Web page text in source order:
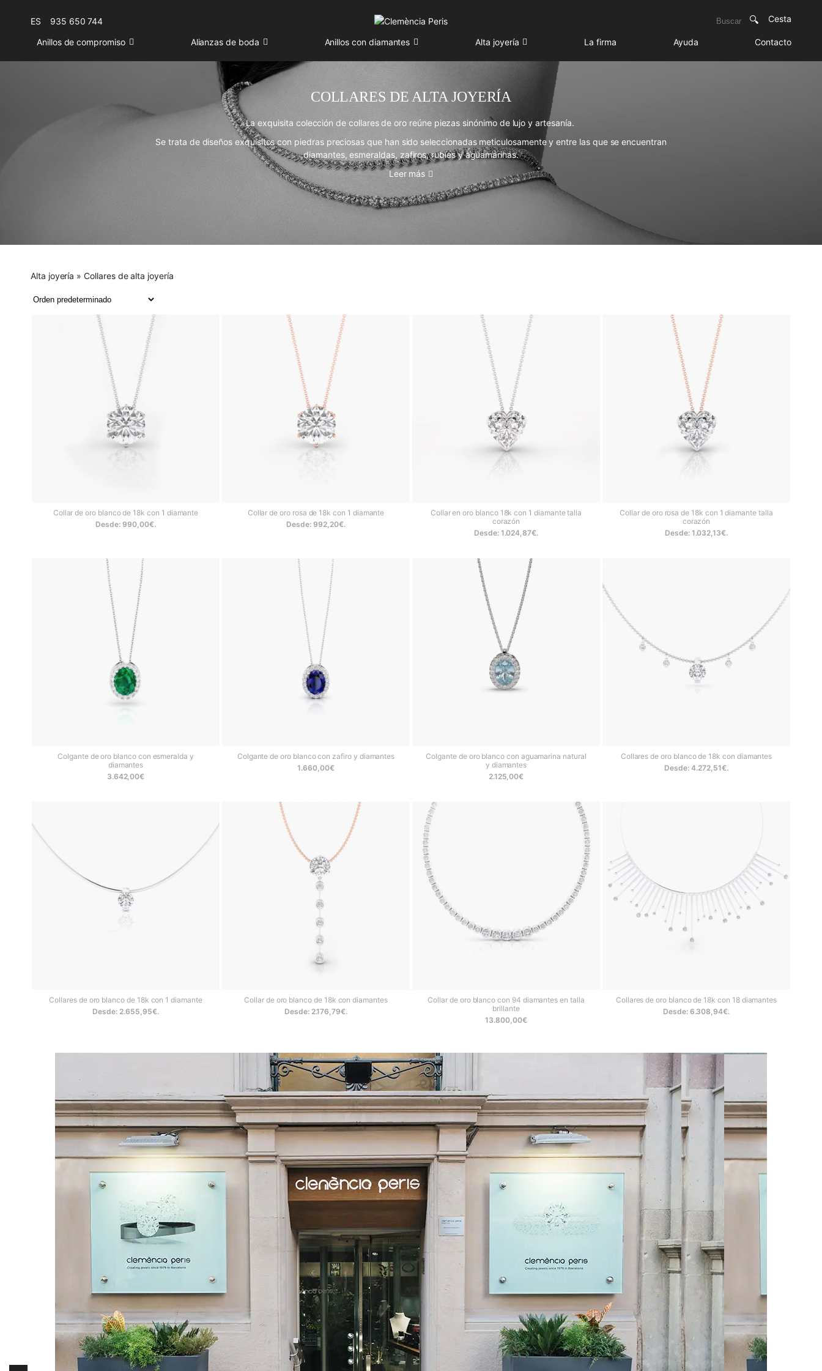
ES 935 650 744 Cesta
Anillos de compromiso Alianzas de boda Anillos con diamantes Alta joyería La firma Ayuda Contacto
COLLARES DE ALTA JOYERÍA
La exquisita colección de collares de oro reúne piezas sinónimo de lujo y artesanía.
Se trata de diseños exquisitos con piedras preciosas que han sido seleccionadas meticulosamente y entre las que se encuentran
diamantes, esmeraldas, zafiros, rubíes y aguamarinas.
Leer más
únicos que realzan la elegancia femenina, la exclusividad y la pasión por laalta joyería
COLLARES DE ORO DE 18K Y PIEDRAS PRECIOSAS
con oro de 18kt por
joyeros expertos.Las piezas de Clemència Peris se distinguen de alternativas más genéricas gracias a la exclusividad y el lujo que
En la colección de collares de la firma, se encuentran una gran variedad de piezas con las que deslumbrar sea cual sea la ocasión.
Desde un exquisito
hasta un refinado de diamantes, pasando por los clásicos y maravillosos
colgante esmeralda
Piezas perfectas para celebraciones especiales que reafirman la esencia de la alta joyería
Alta joyería »Collares de alta joyería
Collar de oro blanco de 18k con 1 diamante
Desde:990,00€.
Collar de oro rosa de 18k con 1 diamante
Desde:992,20€.
Collar en oro blanco 18k con 1 diamante talla
corazón
Desde: 1.024,87€.
Collar de oro rosa de 18k con 1 diamante talla
corazón
Desde: 1.032,13€.
Colgante de oro blanco con esmeralda y
diamantes
3.642,00€
Colgante de oro blanco con zafiro y diamantes
1.660,00€
Colgante de oro blanco con aguamarina natural
y diamantes
2.125,00€
Collares de oro blanco de 18k con diamantes
Desde:4.272,51€.
Collares de oro blanco de 18k con 1 diamante
Desde: 2.655,95€.
Collar de oro blanco de 18k con diamantes
Desde: 2.176,79€.
Collar de oro blanco con 94 diamantes en talla
brillante
13.800,00€
Collares de oro blanco de 18k con 18 diamantes
Desde: 6.308,94€.